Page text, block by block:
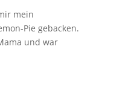
mein
Pie gebacken.
und war